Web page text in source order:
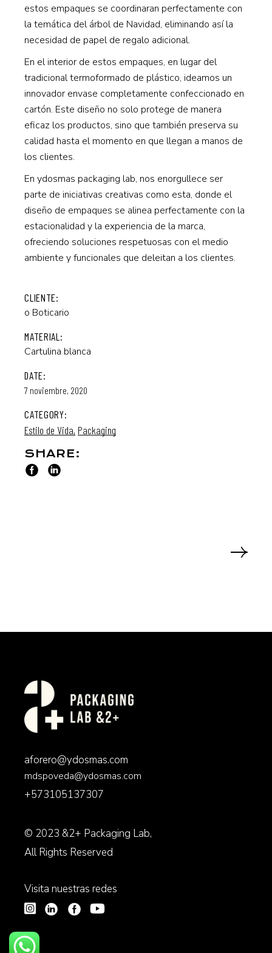
estos empaques se coordinaran perfectamente con
la temática del árbol de Navidad, eliminando así la
necesidad de papel de regalo adicional.
En el interior de estos empaques, en lugar del
tradicional termoformado de plástico, ideamos un
innovador envase completamente confeccionado en
cartón. Este diseño no solo protege de manera
eficaz los productos, sino que también preserva su
calidad hasta el momento en que llegan a manos de
los clientes.
En ydosmas packaging lab, nos enorgullece ser
parte de iniciativas creativas como esta, donde el
diseño de empaques se alinea perfectamente con la
estacionalidad y la experiencia de la marca,
ofreciendo soluciones respetuosas con el medio
ambiente y funcionales que deleitan a los clientes.
CLIENTE:
o Boticario
MATERIAL:
Cartulina blanca
DATE:
7 noviembre, 2020
CATEGORY:
Estilo de Vida Packaging
SHARE:
aforero@ydosmas.com
mdspoveda@ydosmas.com
+573105137307
© 2023 &2+ Packaging Lab,
All Rights Reserved
Visita nuestras redes